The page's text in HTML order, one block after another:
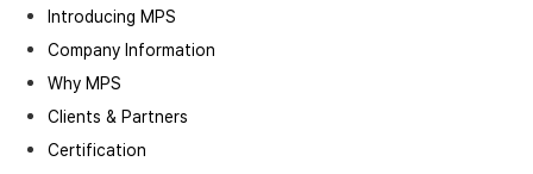
Introducing MPS
Company Information
Why MPS
Clients & Partners
Certification